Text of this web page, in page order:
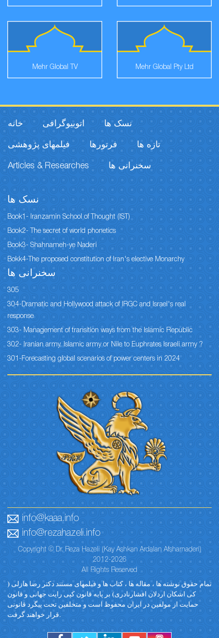
Mehr Global TV Mehr Global Pty Ltd
خانه اتوبیوگرافی نسک ها
فیلمهای پژوهشی فرتورها تازه ها
Articles & Researches سخنرانی ها
نسک ها
Book1- Iranzamin School of Thought (IST)
Book2- The secret of world phonetics
Book3- Shahnameh-ye Naderi
Bokk4-The proposed constitution of Iran's elective Monarchy
سخنرانی ها
305
304-Dramatic and Hollywood attack of IRGC and Israel's real
response
303- Management of transition ways from the Islamic Republic
302- Iranian army, Islamic army or Nile to Euphrates Israeli army ?
301-Forecasting global scenarios of power centers in 2024
info@kaaa.info
info@rezahazeli.info
Copyright © Dr. Reza Hazeli (Kay Ashkan Ardalan Afsharnaderi)
2012-2026
All Rights Reserved
تمام حقوق نوشته ها ، مقاله ها ، کتاب ها و فیلمهای مستند دکتر رضا هازلی (
کی اشکان اردلان افشارنادری) بر پایه قانون کپی رایت جهانی و قانون
حمایت از مولفین در ایران محفوظ است و متخلفین تحت پیگرد قانونی
قرار خواهند گرفت.